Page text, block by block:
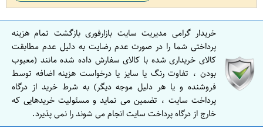
خریدار گرامی مدیریت سایت بازارفوری بازگشت تمام هزینه
پرداختی شما را در صورت عدم رضایت به دلیل عدم مطابقت
کالای خریداری شده با کالای سفارش داده شده مانند (معیوب
بودن ، تفاوت رنگ یا سایز یا درخواست هزینه اضافه توسط
فروشنده و یا هر دلیل موجه دیگر) به شرط خرید از درگاه
پرداخت سایت ، تضمین می نماید و مسئولیت خریدهایی که
خارج از درگاه پرداخت سایت انجام می شوند را نمی پذیرد.